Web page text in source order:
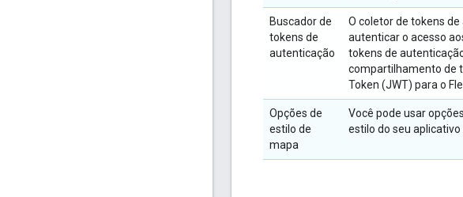
Buscador de
tokens de
autenticação
O coletor de tokens
autenticar o acesso
tokens de
compartilhamento de
Token (JWT) para o
Opções de
estilo de
mapa
Você pode usar
estilo do seu aplicativo